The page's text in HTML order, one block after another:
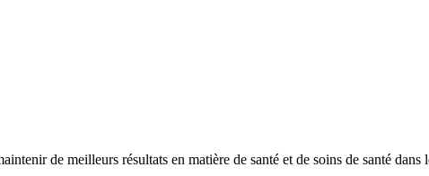
de meilleurs résultats en matière de santé et de soins de santé dans